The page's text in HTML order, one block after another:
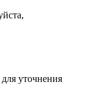
уточнения